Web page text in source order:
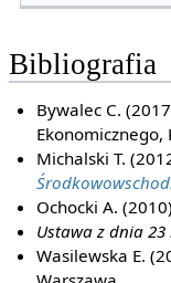
Bibliografia
Bywalec C.
Ekonomicznego,
Michalski T.
Ochocki A.
Ustawa z dnia
Wasilewska E.